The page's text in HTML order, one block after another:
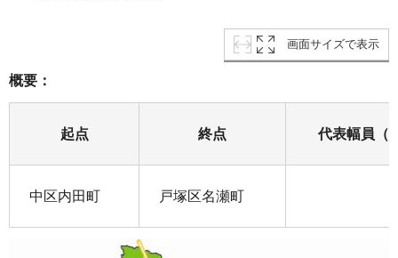
画面サイズで表示
概要：
起点 終点 代表幅員（
中区内田町 戸塚区名瀬町